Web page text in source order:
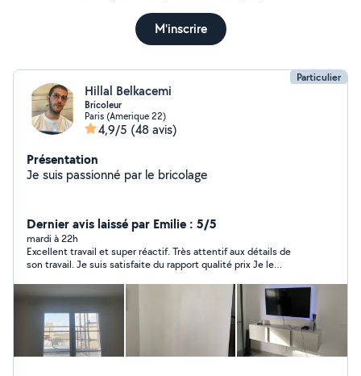
M'inscrire
Particulier
Hillal Belkacemi
Bricoleur
Paris (Amerique 22)
4,9/5 (48 avis)
Présentation
Je suis passionné par le bricolage
Dernier avis laissé par Emilie : 5/5
mardi à 22h
Excellent travail et super réactif. Très attentif aux détails de
son travail. Je suis satisfaite du rapport qualité prix Je le